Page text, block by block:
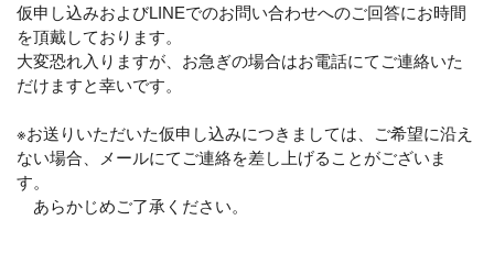
大型特殊
けん引
大型二種
普通二種
東海エリア
関西エリア
四国エリア
九州エリア
組合員特典
教習料金が安い教習所
合宿免許の食事がおいしいと好評な教習所
自炊ができる教習所
ホテルプランがある教習所
コープ・生協おすすめの合宿免許パンフレット
お支払いについて
入校の流れ/スケジュール
給付金制度について
仮申し込みおよびLINEでのお問い合わせへのご回答にお時間
を頂戴しております。
大変恐れ入りますが、お急ぎの場合はお電話にてご連絡いた
だけますと幸いです。
※お送りいただいた仮申し込みにつきましては、ご希望に沿え
ない場合、メールにてご連絡を差し上げることがございま
す。
あらかじめご了承ください。